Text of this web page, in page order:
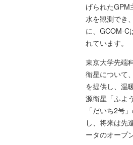
げられたGPM
水を観測でき
に、GCOM-C
れています。
東京大学先端
衛星について
を提供し、温
源衛星「ふよ
「だいち2号
し、将来は先
ータのオープ